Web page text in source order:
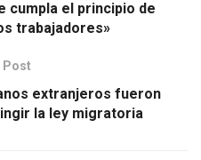
cumpla el principio de
trabajadores»
Post
extranjeros fueron
la ley migratoria